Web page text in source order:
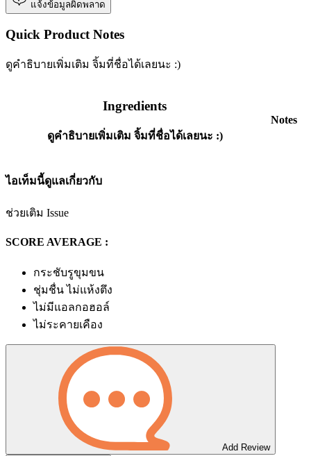
แจ้งข้อมูลผิดพลาด
Quick Product Notes
ดูคำธิบายเพิ่มเติม จิ้มที่ชื่อได้เลยนะ :)
Ingredients
ดูคำธิบายเพิ่มเติม จิ้มที่ชื่อได้เลยนะ :)
Notes
ไอเท็มนี้ดูแลเกี่ยวกับ
ช่วยเติม Issue
SCORE AVERAGE :
กระชับรูขุมขน
ชุ่มชื่น ไม่แห้งตึง
ไม่มีแอลกอฮอล์
ไม่ระคายเคือง
Add Review